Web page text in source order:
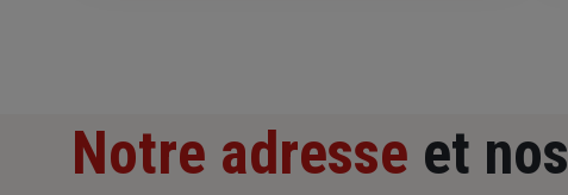
Notre adresse et nos